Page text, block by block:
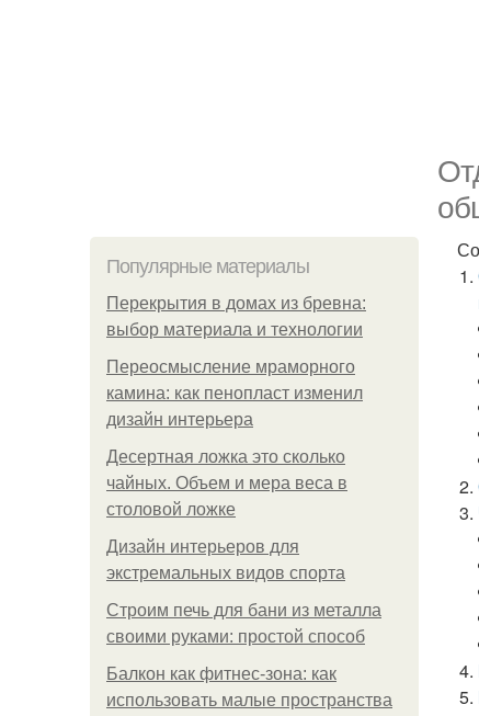
Популярные материалы
Перекрытия в домах из бревна:
выбор материала и технологии
Переосмысление мраморного
камина: как пенопласт изменил
дизайн интерьера
Десертная ложка это сколько
чайных. Объем и мера веса в
столовой ложке
Дизайн интерьеров для
экстремальных видов спорта
Строим печь для бани из металла
своими руками: простой способ
Балкон как фитнес-зона: как
использовать малые пространства